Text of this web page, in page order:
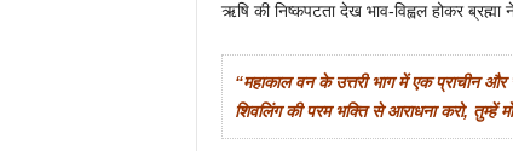
ऋषि की निष्कपटता देख भाव-विह्वल होकर ब्रह्मा
“महाकाल वन के उत्तरी भाग में एक प्राचीन और
शिवलिंग की परम भक्ति से आराधना करो, तुम्हें